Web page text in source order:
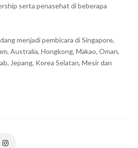
serta penasehat di beberapa
menjadi pembicara di Singapore,
Australia, Hongkong, Makao, Oman,
Jepang, Korea Selatan, Mesir dan